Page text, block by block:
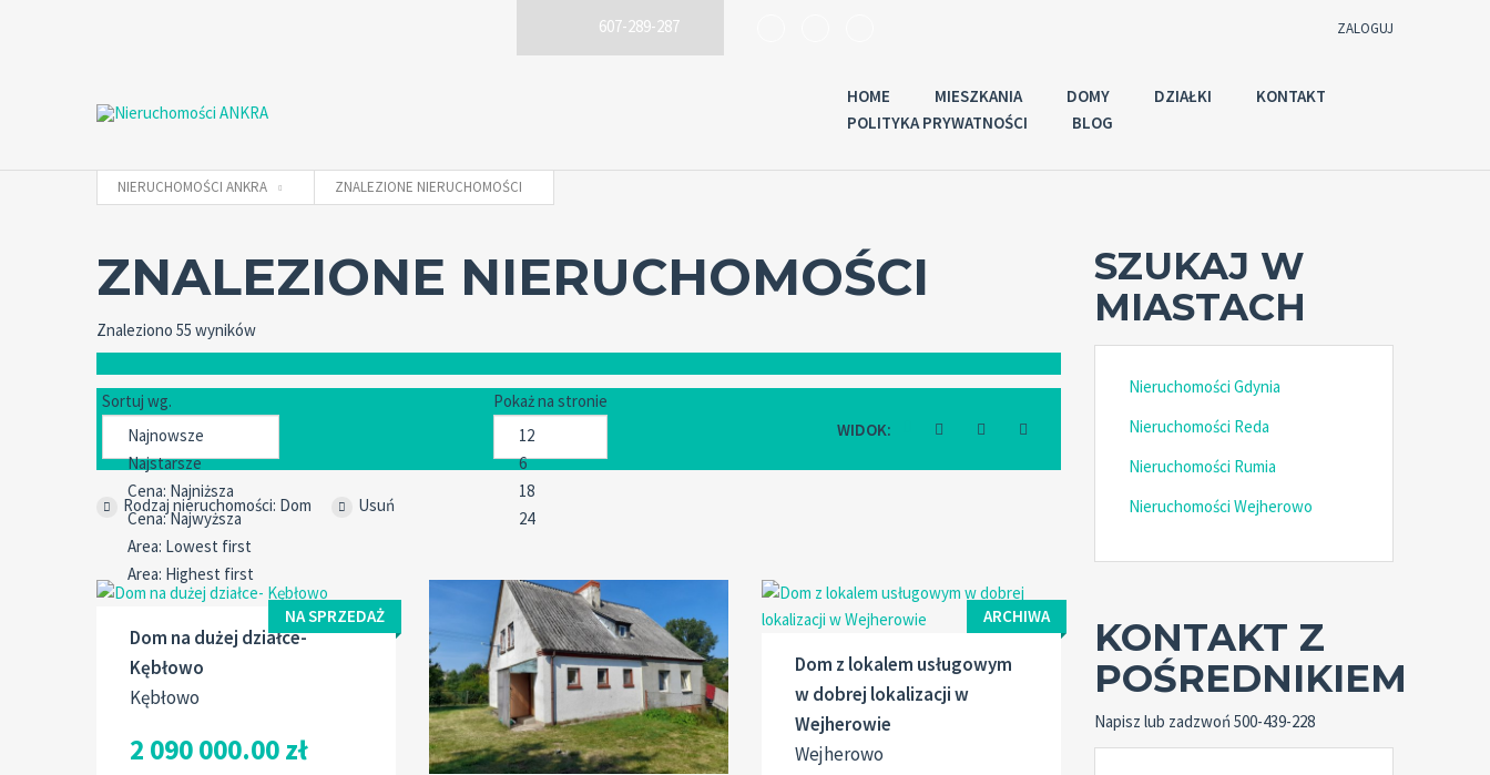
607-289-287 ZALOGUJ
Zaloguj używając:
Zapomniałeś
ZALOGUJ
HOME MIESZKANIA DOMY DZIAŁKI
KONTAKT
POLITYKA PRYWATNOŚCI
BLOG
NIERUCHOMOŚCI ANKRA ZNALEZIONE NIERUCHOMOŚCI
ZNALEZIONE NIERUCHOMOŚCI
Znaleziono 55 wyników
Sortuj wg.
Pokaż na stronie
WIDOK:
Rodzaj nieruchomości: Dom Usuń
NA SPRZEDAŻ
Dom na dużej działce-
Kębłowo
Kębłowo
2 090 000.00 zł
ARCHIWA
Dom z lokalem usługowym
w dobrej lokalizacji w
Wejherowie
Wejherowo
SZUKAJ W
MIASTACH
Nieruchomości Gdynia
Nieruchomości Reda
Nieruchomości Rumia
Nieruchomości Wejherowo
KONTAKT Z
POŚREDNIKIEM
Napisz lub zadzwoń 500-439-228